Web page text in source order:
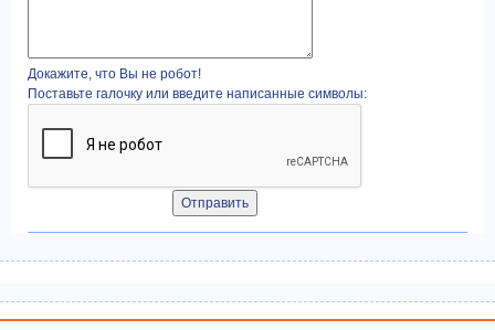
Докажите, что Вы не робот!
Поставьте галочку или введите написанные символы: